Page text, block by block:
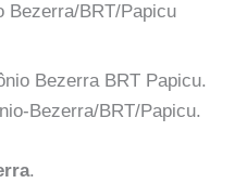
Bezerra/BRT/Papicu
Bezerra BRT Papicu.
Bezerra/BRT/Papicu.
.